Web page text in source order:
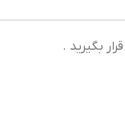
بگیرید .